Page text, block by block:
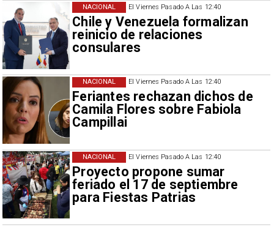
El Viernes Pasado A Las 12:40
Chile y Venezuela formalizan
reinicio de relaciones
consulares
NACIONAL
El Viernes Pasado A Las 12:40
Feriantes rechazan dichos de
Camila Flores sobre Fabiola
Campillai
NACIONAL
El Viernes Pasado A Las 12:40
Proyecto propone sumar
feriado el 17 de septiembre
para Fiestas Patrias
NACIONAL